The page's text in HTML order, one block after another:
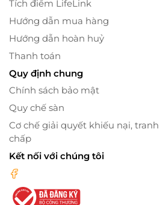
Tích điểm LifeLink
Hướng dẫn mua hàng
Hướng dẫn hoàn huỷ
Thanh toán
Quy định chung
Chính sách bảo mật
Quy chế sàn
Cơ chế giải quyết khiếu nại, tranh
chấp
Kết nối với chúng tôi